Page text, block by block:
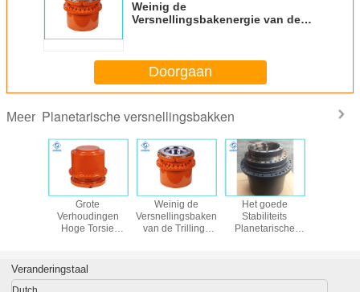
Weinig de
Versnellingsbakenergie van de
Toestel wordt gedreven
Doorgaan
Meer Planetarische versnellingsbakken
Cijfer
Grote
Verhoudingen
Hoge Torsie
Hoog rendement
Industriële
Weinig de
Versnellingsbakenergie
van de Trillings
Toestel wordt
Het goede
Stabiliteits
Planetarische
Veranderingstaal